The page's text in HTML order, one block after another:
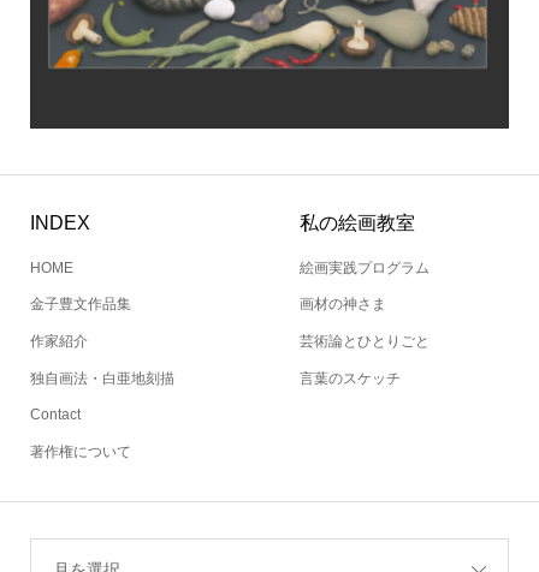
INDEX
HOME
金子豊文作品集
作家紹介
独自画法・白亜地刻描
Contact
著作権について
私の絵画教室
絵画実践プログラム
画材の神さま
芸術論とひとりごと
言葉のスケッチ